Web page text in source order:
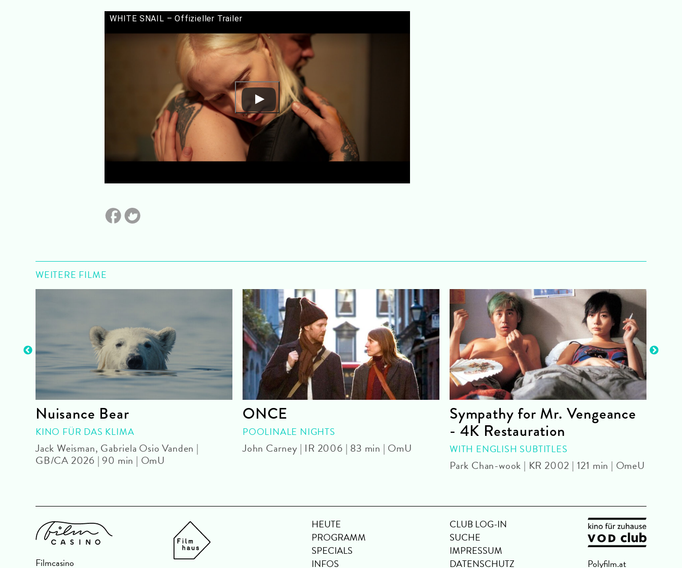
WHITE SNAIL – Offizieller Trailer
WEITERE FILME
Nuisance Bear
KINO FÜR DAS KLIMA
Jack Weisman, Gabriela Osio Vanden |
GB/CA 2026 | 90 min | OmU
ONCE
POOLINALE NIGHTS
John Carney | IR 2006 | 83 min | OmU
Sympathy for Mr. Vengeance
- 4K Restauration
WITH ENGLISH SUBTITLES
Park Chan-wook | KR 2002 | 121 min | OmeU
Filmcasino
HEUTE
PROGRAMM
SPECIALS
INFOS
CLUB LOG-IN
SUCHE
IMPRESSUM
DATENSCHUTZ
Polyfilm.at